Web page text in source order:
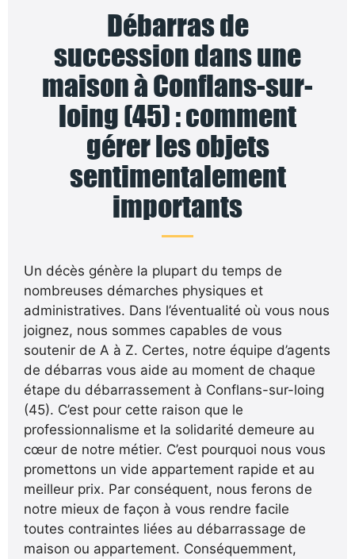
Débarras de
succession dans une
maison à Conflans-sur-
loing (45) : comment
gérer les objets
sentimentalement
importants
Un décès génère la plupart du temps de
nombreuses démarches physiques et
administratives. Dans l’éventualité où vous nous
joignez, nous sommes capables de vous
soutenir de A à Z. Certes, notre équipe d’agents
de débarras vous aide au moment de chaque
étape du débarrassement à Conflans-sur-loing
(45). C’est pour cette raison que le
professionnalisme et la solidarité demeure au
cœur de notre métier. C’est pourquoi nous vous
promettons un vide appartement rapide et au
meilleur prix. Par conséquent, nous ferons de
notre mieux de façon à vous rendre facile
toutes contraintes liées au débarrassage de
maison ou appartement. Conséquemment,